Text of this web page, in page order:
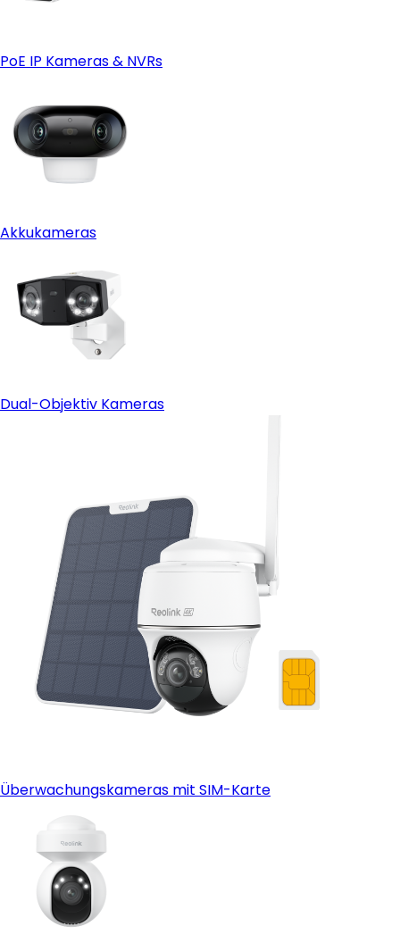
PoE IP Kameras & NVRs
Akkukameras
Dual-Objektiv Kameras
Überwachungskameras mit SIM-Karte